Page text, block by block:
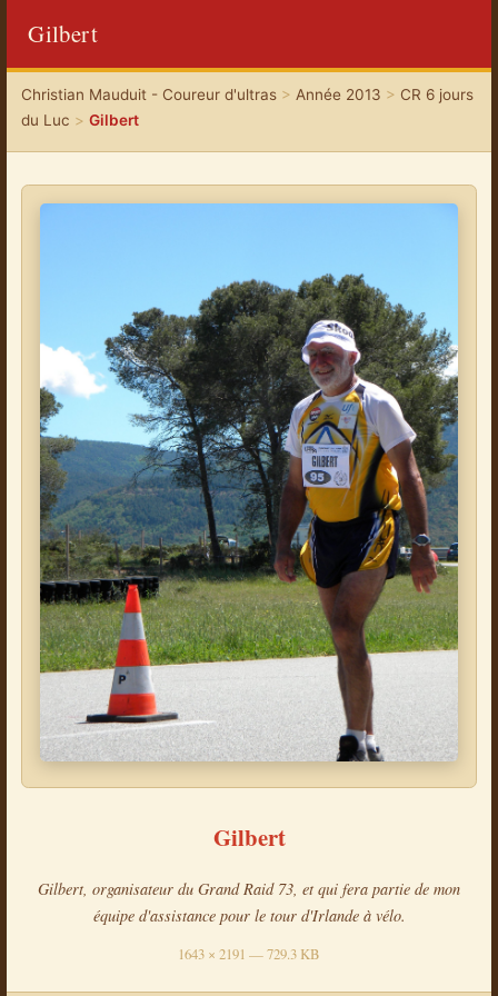
Gilbert
Christian Mauduit - Coureur d'ultras> Année 2013 > CR 6 jours
du Luc > Gilbert
Gilbert
Gilbert, organisateur du Grand Raid 73, et qui fera partie de mon
équipe d'assistance pour le tour d'Irlande à vélo.
1643 × 2191 — 729.3 KB